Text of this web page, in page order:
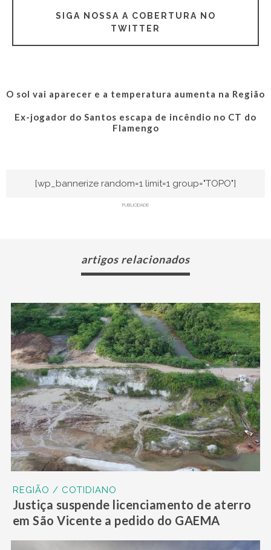
SIGA NOSSA A COBERTURA NO
TWITTER
O sol vai aparecer e a temperatura aumenta na Região
Ex-jogador do Santos escapa de incêndio no CT do
Flamengo
[wp_bannerize random=1 limit=1 group="TOPO"]
PUBLICIDADE
artigos relacionados
REGIÃO / COTIDIANO
Justiça suspende licenciamento de aterro
em São Vicente a pedido do GAEMA